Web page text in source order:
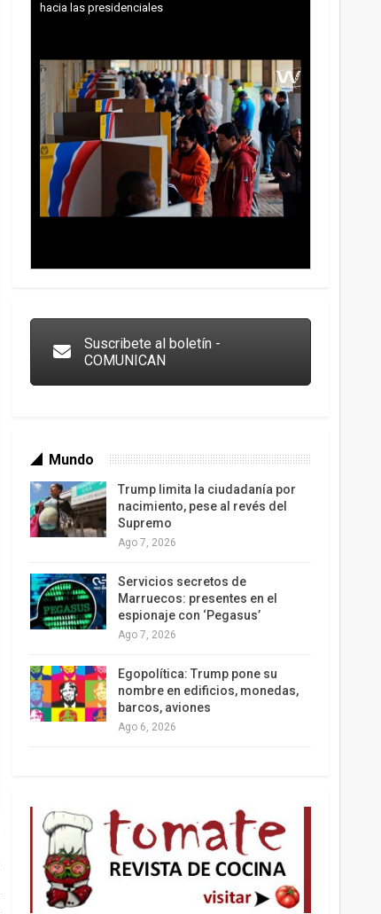
hacia las presidenciales
Suscribete al boletín -
COMUNICAN
Mundo
Trump limita la ciudadanía por
nacimiento, pese al revés del
Supremo
Ago 7, 2026
Servicios secretos de
Marruecos: presentes en el
espionaje con ‘Pegasus’
Ago 7, 2026
Egopolítica: Trump pone su
nombre en edificios, monedas,
barcos, aviones
Ago 6, 2026